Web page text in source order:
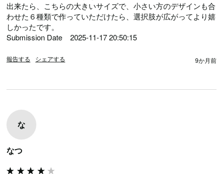
出来たら、こちらの大きいサイズで、小さい方のデザインも合
わせた６種類で作っていただけたら、選択肢が広がってより嬉
しかったです。
Submission Date	2025-11-17 20:50:15
報告する シェアする 9か月前
な
なつ